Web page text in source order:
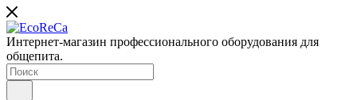
Интернет-магазин профессионального оборудования для
общепита.